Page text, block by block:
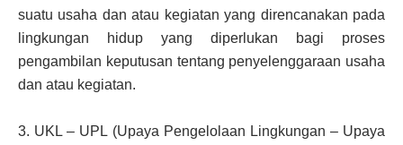
suatu usaha dan atau kegiatan yang direncanakan pada
lingkungan hidup yang diperlukan bagi proses
pengambilan keputusan tentang penyelenggaraan usaha
dan atau kegiatan.
3. UKL – UPL (Upaya Pengelolaan Lingkungan – Upaya